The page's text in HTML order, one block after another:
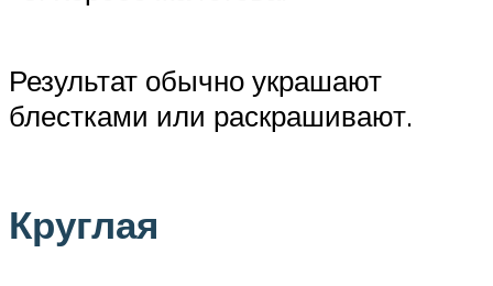
Результат обычно украшают
блестками или раскрашивают.
Круглая